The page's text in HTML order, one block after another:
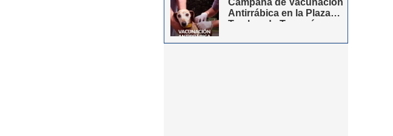
Campaña de Vacunación
Antirrábica en la Plaza
Tambor de Tacuarí